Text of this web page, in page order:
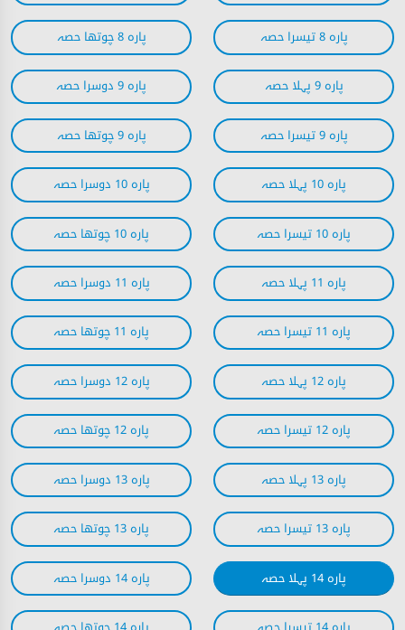
پارہ 8 تیسرا حصہ پارہ 8 چوتھا حصہ
پارہ 9 پہلا حصہ پارہ 9 دوسرا حصہ
پارہ 9 تیسرا حصہ پارہ 9 چوتھا حصہ
پارہ 10 پہلا حصہ پارہ 10 دوسرا حصہ
پارہ 10 تیسرا حصہ پارہ 10 چوتھا حصہ
پارہ 11 پہلا حصہ پارہ 11 دوسرا حصہ
پارہ 11 تیسرا حصہ پارہ 11 چوتھا حصہ
پارہ 12 پہلا حصہ پارہ 12 دوسرا حصہ
پارہ 12 تیسرا حصہ پارہ 12 چوتھا حصہ
پارہ 13 پہلا حصہ پارہ 13 دوسرا حصہ
پارہ 13 تیسرا حصہ پارہ 13 چوتھا حصہ
پارہ 14 پہلا حصہ پارہ 14 دوسرا حصہ